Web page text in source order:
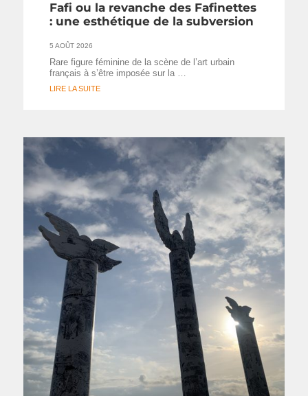
Fafi ou la revanche des Fafinettes
: une esthétique de la subversion
5 AOÛT 2026
Rare figure féminine de la scène de l’art urbain
français à s’être imposée sur la …
LIRE LA SUITE